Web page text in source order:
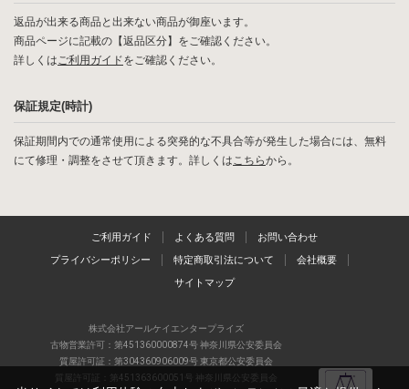
返品が出来る商品と出来ない商品が御座います。
商品ページに記載の【返品区分】をご確認ください。
詳しくはご利用ガイドをご確認ください。
保証規定(時計)
保証期間内での通常使用による突発的な不具合等が発生した場合には、無料
にて修理・調整をさせて頂きます。詳しくはこちらから。
ご利用ガイド よくある質問 お問い合わせ
プライバシーポリシー 特定商取引法について 会社概要
サイトマップ
株式会社アールケイエンタープライズ
古物営業許可：第451360000874号 神奈川県公安委員会
質屋許可証：第304360906009号 東京都公安委員会
質屋許可証：第451363600051号 神奈川県公安委員会